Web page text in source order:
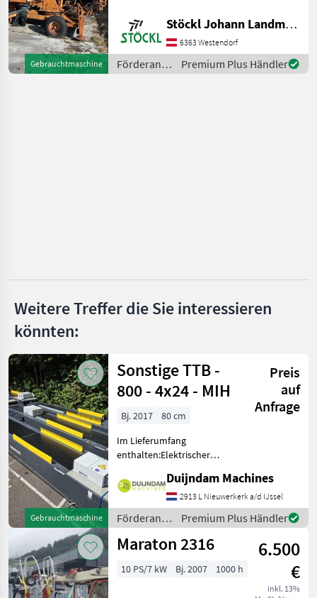
Maraton
Krüger
Gebrauchtmaschine
Stöckl Johann Landmaschinen GesmbH & Co KG
6363 Westendorf
Förderanlagen
/ Grasmugg
Premium Plus Händler
Weitere Treffer die Sie interessieren
könnten:
Gebrauchtmaschine
Sonstige TTB -
800 - 4x24 - MIH
Preis
auf
Anfrage
Bj. 2017
80 cm
Im Lieferumfang
enthalten:Elektrischer
HydraulikzylinderStützbeineMit
Endlagenerkennung über
einen SensorWeitere
Informationen oder eine
Duijndam Machines
2913 L Nieuwerkerk a/d IJssel
Förderanlagen
/ Sonstige
Premium Plus Händler
Maraton 2316
6.500
€
inkl. 13%
10 PS/7 kW Bj. 2007 1000 h